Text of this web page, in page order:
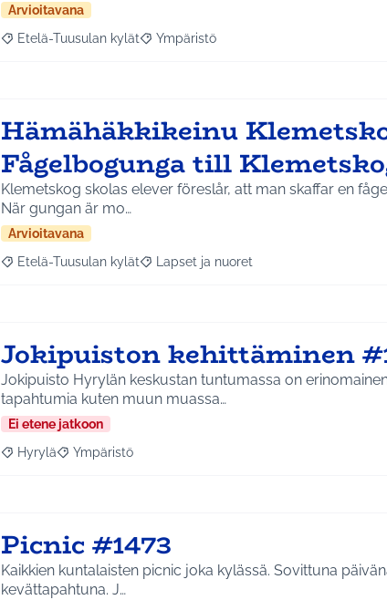
Arvioitavana
Rajaa tulokset aihepiirin mukaan: Etelä-Tuusulan kylät
Etelä-Tuusulan kylät Rajaa tulokset teeman mukaan: Ympäristö
Ympäristö
Hämähäkkikeinu
Fågelbogunga till
Klemetskog skolas elever föreslår, att man skaffar en
När gungan är mo…
Arvioitavana
Rajaa tulokset aihepiirin mukaan: Etelä-Tuusulan kylät
Etelä-Tuusulan kylät Rajaa tulokset teeman mukaan: Lapset ja
Lapset ja nuoret
Jokipuiston kehittäminen
Jokipuisto Hyrylän keskustan tuntumassa on
tapahtumia kuten muun muassa…
Ei etene jatkoon
Rajaa tulokset aihepiirin mukaan: Hyrylä
Hyrylä Rajaa tulokset teeman mukaan: Ympäristö
Ympäristö
Picnic #1473
Kaikkien kuntalaisten picnic joka kylässä. Sovittuna
kevättapahtuna. J…